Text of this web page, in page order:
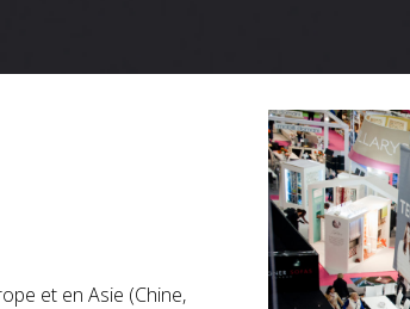
et en Asie (Chine,